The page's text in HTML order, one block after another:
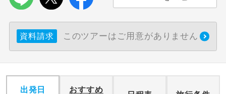
資料請求 このツアーはご用意がありません
出発日
おすすめ